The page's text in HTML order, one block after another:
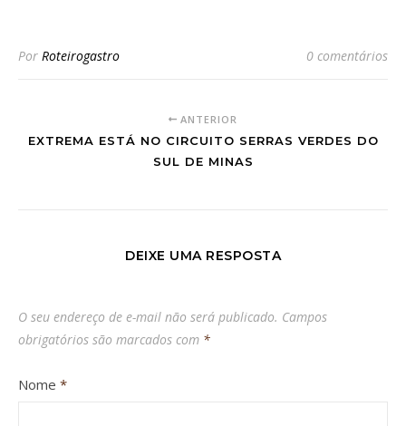
Por Roteirogastro 0 comentários
ANTERIOR
EXTREMA ESTÁ NO CIRCUITO SERRAS VERDES DO
SUL DE MINAS
DEIXE UMA RESPOSTA
O seu endereço de e-mail não será publicado. Campos
obrigatórios são marcados com *
Nome *